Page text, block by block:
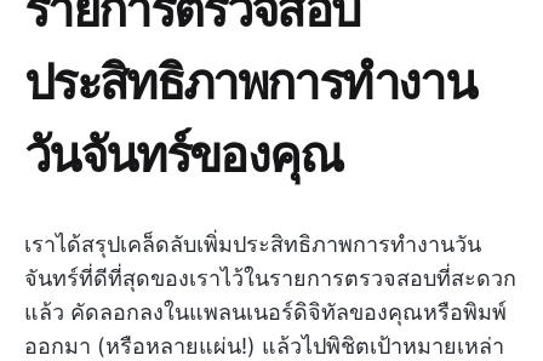
ประสิทธิภาพการทำงาน
วันจันทร์ของคุณ
เราได้สรุปเคล็ดลับเพิ่มประสิทธิภาพการทำงานวัน
จันทร์ที่ดีที่สุดของเราไว้ในรายการตรวจสอบที่สะดวก
แล้ว คัดลอกลงในแพลนเนอร์ดิจิทัลของคุณหรือพิมพ์
ออกมา (หรือหลายแผ่น!) แล้วไปพิชิตเป้าหมายเหล่า